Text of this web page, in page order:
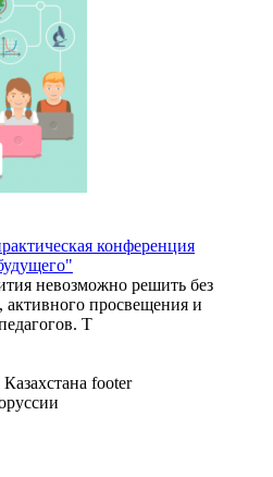
конференция
невозможно решить без
активного просвещения и
Т